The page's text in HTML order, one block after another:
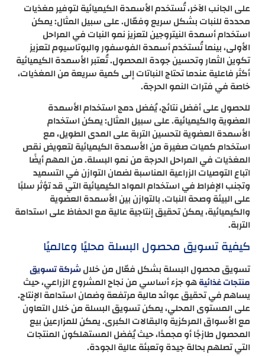
على الجانب الآخر، تُستخدم الأسمدة الكيميائية لتوفير مغذيات
محددة للنبات بشكل سريع وفعّال. على سبيل المثال: يمكن
استخدام أسمدة النيتروجين لتعزيز نمو النبات في المراحل
الأولى، بينما تُستخدم أسمدة الفوسفور والبوتاسيوم لتعزيز
تكوين الثمار وتحسين جودة المحصول. تُعتبر الأسمدة الكيميائية
أكثر فاعلية عندما تحتاج النباتات إلى كمية سريعة من المغذيات،
خاصة في فترات النمو الحرجة.
للحصول على أفضل نتائج، يُفضل دمج استخدام الأسمدة
العضوية والكيميائية. على سبيل المثال: يمكن استخدام
الأسمدة العضوية لتحسين التربة على المدى الطويل، مع
استخدام كميات صغيرة من الأسمدة الكيميائية لتعويض نقص
المغذيات في المراحل الحرجة من نمو البسلة. من المهم أيضًا
اتباع التوصيات الزراعية المناسبة لضمان التوازن في التسميد
وتجنب الإفراط في استخدام المواد الكيميائية التي قد تؤثر سلبًا
على البيئة وصحة النبات. بالتوازن بين الأسمدة العضوية
والكيميائية، يمكن تحقيق إنتاجية عالية مع الحفاظ على استدامة
التربة.
كيفية تسويق محصول البسلة محليًا وعالميًا
تسويق محصول البسلة بشكل فعّال من خلالشركة تسويق
منتجات غذائيةهو جزء أساسي من نجاح المشروع الزراعي، حيث
يساهم في تحقيق عوائد مالية مرتفعة وضمان استدامة الإنتاج.
على المستوى المحلي، يمكن تسويق البسلة من خلال التعاون
مع الأسواق المركزية والبقالات الكبرى. يمكن للمزارعين بيع
المحصول طازجًا أو مجمدًا، حيث يُفضل المستهلكون المنتجات
التي تصلهم بحالة جيدة وتعبئة عالية الجودة.